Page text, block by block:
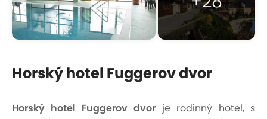
Horský hotel Fuggerov dvor
Horský hotel Fuggerov dvor je rodinný hotel, s